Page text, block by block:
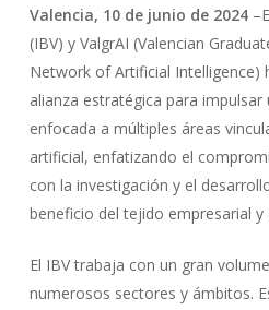
Valencia, 10 de junio de 2024
(IBV) y ValgrAI (Valencian
Network of Artificial Intelligence)
alianza estratégica para
enfocada a múltiples áreas
artificial, enfatizando el
con la investigación y el
beneficio del tejido empresarial y
El IBV trabaja con un gran
numerosos sectores y ámbitos.